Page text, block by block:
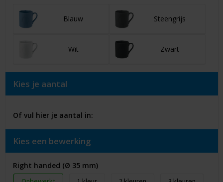
Blauw Steengrijs
Wit Zwart
Kies je aantal
Of vul hier je aantal in:
Kies een bewerking
Right handed (Ø 35 mm)